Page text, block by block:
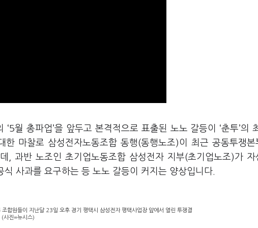
‘5월 총파업’을 앞두고 본격적으로 표출된 노노 갈등이 ‘춘투’의
한 마찰로 삼성전자노동조합 동행(동행노조)이 최근 공동투쟁본
과반 노조인 초기업노동조합 삼성전자 지부(초기업노조)가 자
사과를 요구하는 등 노노 갈등이 커지는 양상입니다
조합원들이 지난달 23일 오후 경기 평택시 삼성전자 평택사업장 앞에서 열린 투쟁결
(사진=뉴시스)